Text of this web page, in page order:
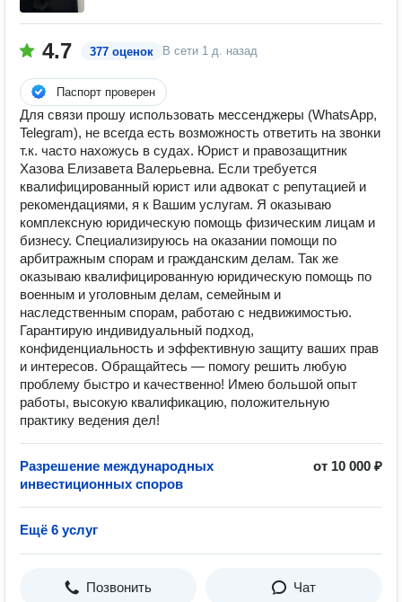
4.7 377 оценок В сети 1 д. назад
Паспорт проверен
Для связи прошу использовать мессенджеры (WhatsApp,
Telegram), не всегда есть возможность ответить на звонки
т.к. часто нахожусь в судах. Юрист и правозащитник
Хазова Елизавета Валерьевна. Если требуется
квалифицированный юрист или адвокат с репутацией и
рекомендациями, я к Вашим услугам. Я оказываю
комплексную юридическую помощь физическим лицам и
бизнесу. Специализируюсь на оказании помощи по
арбитражным спорам и гражданским делам. Так же
оказываю квалифицированную юридическую помощь по
военным и уголовным делам, семейным и
наследственным спорам, работаю с недвижимостью.
Гарантирую индивидуальный подход,
конфиденциальность и эффективную защиту ваших прав
и интересов. Обращайтесь — помогу решить любую
проблему быстро и качественно! Имею большой опыт
работы, высокую квалификацию, положительную
практику ведения дел!
Разрешение международных
инвестиционных споров
от 10 000 ₽
Ещё 6 услуг
Позвонить Чат